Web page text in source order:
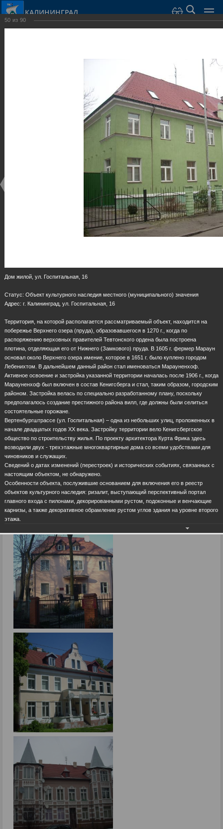
КАЛИНИНГРАД
50 из 90
Дом жилой, ул. Госпитальная, 16
Статус: Объект культурного наследия местного (муниципального) значения
Адрес: г. Калининград, ул. Госпитальная, 16
Территория, на которой располагается рассматриваемый объект, находится на
побережье Верхнего озера (пруда), образовавшегося в 1270 г., когда по
распоряжению верховных правителей Тевтонского ордена была построена
плотина, отделяющая его от Нижнего (Замкового) пруда. В 1605 г. фермер Мараун
основал около Верхнего озера имение, которое в 1651 г. было куплено городом
Лебенихтом. В дальнейшем данный район стал именоваться Марауненхоф.
Активное освоение и застройка указанной территории началась после 1906 г., когда
Марауненхоф был включен в состав Кенигсберга и стал, таким образом, городским
районом. Застройка велась по специально разработанному плану, поскольку
предполагалось создание престижного района вилл, где должны были селиться
состоятельные горожане.
Вертенбургштрассе (ул. Госпитальная) – одна из небольших улиц, проложенных в
начале двадцатых годов ХХ века. Застройку территории вело Кенигсбергское
общество по строительству жилья. По проекту архитектора Курта Фрика здесь
возводили двух - трехэтажные многоквартирные дома со всеми удобствами для
чиновников и служащих.
Сведений о датах изменений (перестроек) и исторических событиях, связанных с
настоящим объектом, не обнаружено.
Особенности объекта, послужившие основанием для включения его в реестр
объектов культурного наследия: ризалит, выступающий перспективный портал
главного входа с пилонами, декорированными рустом, подоконные и венчающие
карнизы, а также декоративное обрамление рустом углов здания на уровне второго
этажа.